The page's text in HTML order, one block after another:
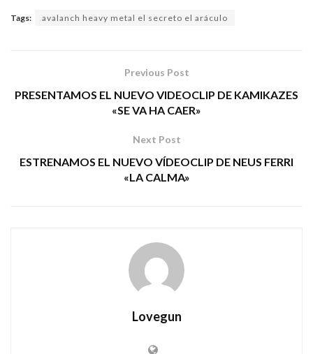
Tags: avalanch heavy metal el secreto el aráculo
Previous Post
PRESENTAMOS EL NUEVO VIDEOCLIP DE KAMIKAZES
«SE VA HA CAER»
Next Post
ESTRENAMOS EL NUEVO VÍDEOCLIP DE NEUS FERRI
«LA CALMA»
Lovegun